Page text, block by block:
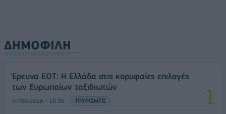
ΔΗΜΟΦΙΛΗ
Έρευνα ΕΟΤ: Η Ελλάδα στις κορυφαίες επιλογές
των Ευρωπαίων ταξιδιωτών
07/08/2026 - 10:56 ΤΟΥΡΙΣΜΟΣ